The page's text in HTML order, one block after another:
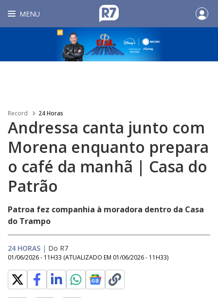
MENU
Record 24 Horas
Andressa canta junto com
Morena enquanto prepara
o café da manhã | Casa do
Patrão
Patroa fez companhia à moradora dentro da Casa
do Trampo
24 HORAS | Do R7
01/06/2026 - 11H33 (ATUALIZADO EM 01/06/2026 - 11H33)